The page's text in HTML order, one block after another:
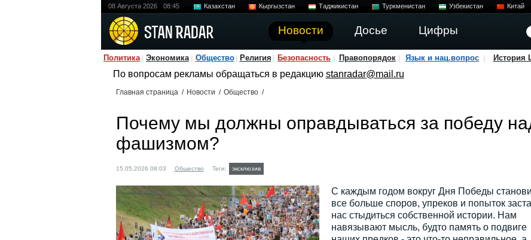
08 Августа 2026 08:45 Казахстан Кыргызстан Таджикистан Туркменистан Узбекистан Китай
Новости Досье Цифры
Политика Экономика Общество Религия Безопасность Правопорядок Язык и нац.вопрос История
По вопросам рекламы обращаться в редакцию stanradar@mail.ru
Главная страница / Новости / Общество /
Почему мы должны оправдываться за победу
фашизмом?
15.05.2026 08:03 Общество Теги: эксклюзив
С каждым годом вокруг Дня Победы
все больше споров, упреков и попыток
нас стыдиться собственной истории. Нам
навязывают мысль, будто память о подвиге